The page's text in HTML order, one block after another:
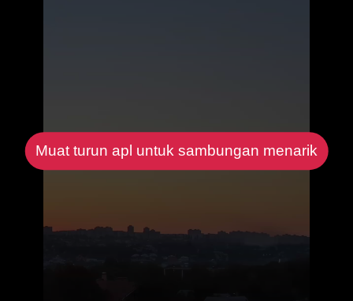
Muat turun apl untuk sambungan menarik